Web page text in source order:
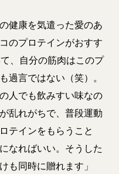
健康を気遣った愛のあ
のプロテインがおすす
、自分の筋肉はこのプ
過言ではない（笑）。
人でも飲みすい味なの
乱れがちで、普段運動
テインをもらうこと
なればいい。そうした
も同時に贈れます」